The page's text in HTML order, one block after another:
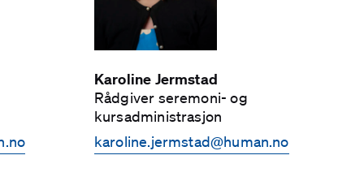
Karoline Jermstad
Rådgiver seremoni- og
kursadministrasjon
karoline.jermstad­@human.no